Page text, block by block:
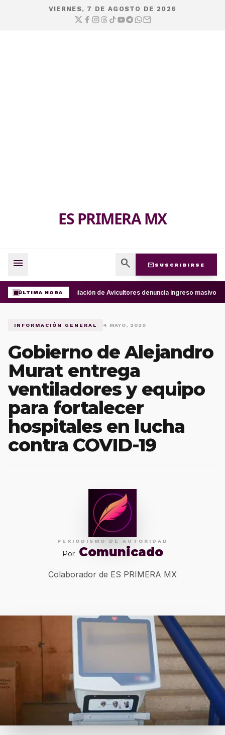
VIERNES, 7 DE AGOSTO DE 2026
ES PRIMERA MX
menu search mail SUSCRIBIRSE
ÚLTIMA HORAAsociación de Avicultores denuncia ingreso masivo
INFORMACIÓN GENERAL 4 MAYO, 2020
Gobierno de Alejandro
Murat entrega
ventiladores y equipo
para fortalecer
hospitales en lucha
contra COVID-19
PERIODISMO DE AUTORIDAD
Por Comunicado
Colaborador de ES PRIMERA MX